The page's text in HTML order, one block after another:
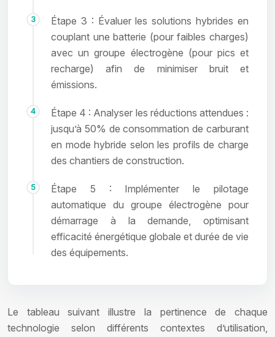
Étape 3 : Évaluer les solutions hybrides en
couplant une batterie (pour faibles charges)
avec un groupe électrogène (pour pics et
recharge) afin de minimiser bruit et
émissions.
Étape 4 : Analyser les réductions attendues :
jusqu’à 50% de consommation de carburant
en mode hybride selon les profils de charge
des chantiers de construction.
Étape 5 : Implémenter le pilotage
automatique du groupe électrogène pour
démarrage à la demande, optimisant
efficacité énergétique globale et durée de vie
des équipements.
Le tableau suivant illustre la pertinence de chaque
technologie selon différents contextes d’utilisation,